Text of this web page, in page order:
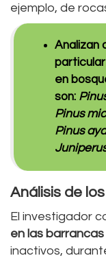
ejemplo, de
Analizan
particular
en
son:
Pinus
Pinus
Análisis de
El investigador
en las
inactivos,